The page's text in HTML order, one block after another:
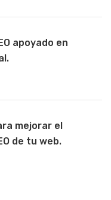
apoyado en
mejorar el
de tu web.